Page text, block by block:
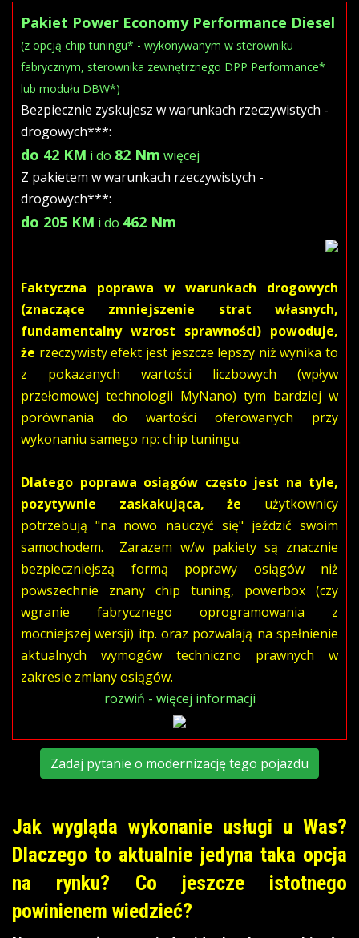
Pakiet Power Economy Performance Diesel
(z opcją chip tuningu* - wykonywanym w sterowniku
fabrycznym, sterownika zewnętrznego DPP Performance*
lub modułu DBW*)
Bezpiecznie zyskujesz w warunkach rzeczywistych -
drogowych***:
do 42 KM i do 82 Nm więcej
Z pakietem w warunkach rzeczywistych -
drogowych***:
do 205 KM i do 462 Nm
Faktyczna poprawa w warunkach drogowych
(znaczące zmniejszenie strat własnych,
fundamentalny wzrost sprawności) powoduje,
że rzeczywisty efekt jest jeszcze lepszy niż wynika to
z pokazanych wartości liczbowych (wpływ
przełomowej technologii MyNano) tym bardziej w
porównania do wartości oferowanych przy
wykonaniu samego np: chip tuningu.
Dlatego poprawa osiągów często jest na tyle,
pozytywnie zaskakująca, że użytkownicy
potrzebują "na nowo nauczyć się" jeździć swoim
samochodem. Zarazem w/w pakiety są znacznie
bezpieczniejszą formą poprawy osiągów niż
powszechnie znany chip tuning, powerbox (czy
wgranie fabrycznego oprogramowania z
mocniejszej wersji) itp. oraz pozwalają na spełnienie
aktualnych wymogów techniczno prawnych w
zakresie zmiany osiągów.
rozwiń - więcej informacji
Zadaj pytanie o modernizację tego pojazdu
Jak wygląda wykonanie usługi u Was?
Dlaczego to aktualnie jedyna taka opcja
na rynku? Co jeszcze istotnego
powinienem wiedzieć?